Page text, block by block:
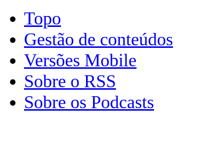
Topo
Gestão de conteúdos
Versões Mobile
Sobre o RSS
Sobre os Podcasts